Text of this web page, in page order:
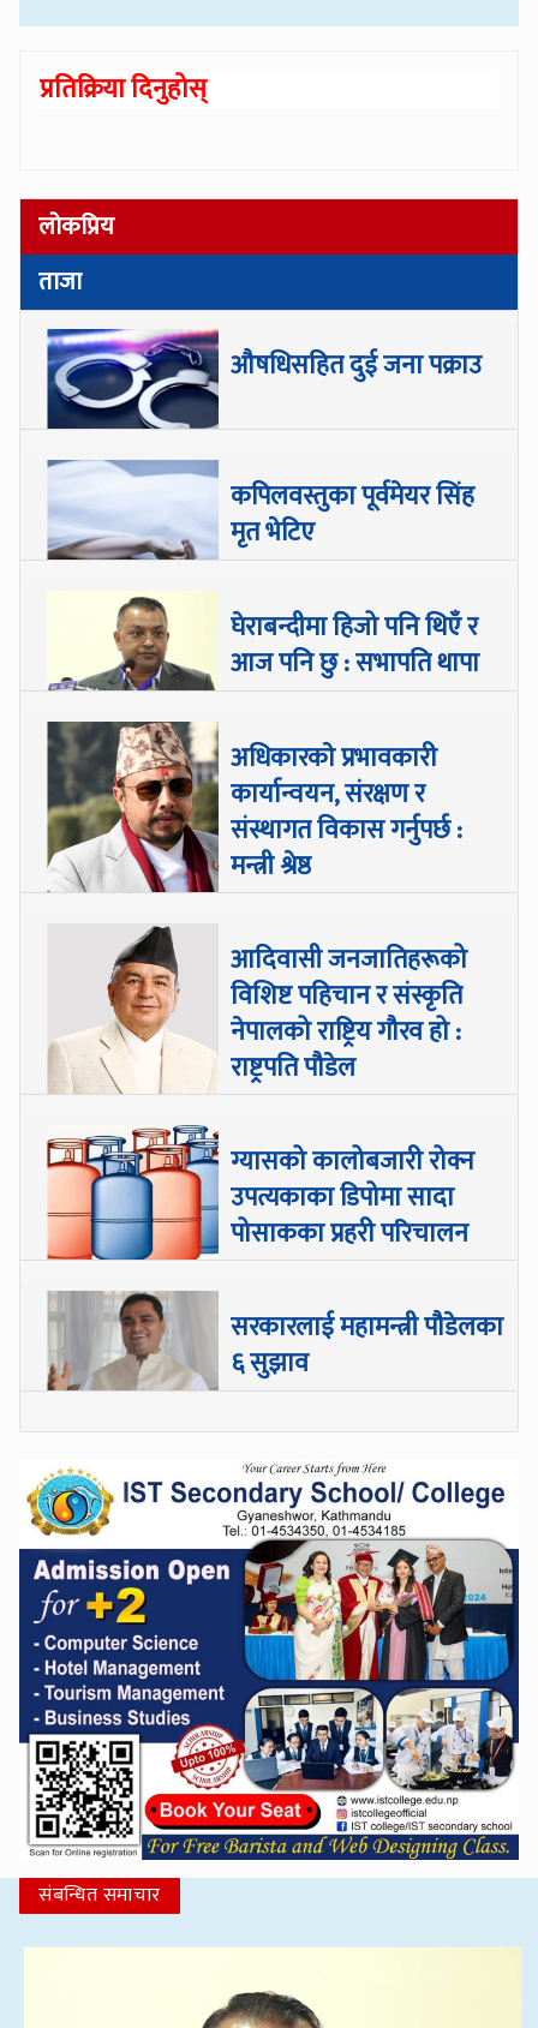
प्रतिक्रिया दिनुहोस्
लोकप्रिय
ताजा
औषधिसहित दुई जना पक्राउ
कपिलवस्तुका पूर्वमेयर सिंह
मृत भेटिए
घेराबन्दीमा हिजो पनि थिएँ र
आज पनि छु : सभापति थापा
अधिकारकाे प्रभावकारी
कार्यान्वयन, संरक्षण र
संस्थागत विकास गर्नुपर्छ :
मन्त्री श्रेष्ठ
आदिवासी जनजातिहरूको
विशिष्ट पहिचान र संस्कृति
नेपालको राष्ट्रिय गौरव हो :
राष्ट्रपति पौडेल
ग्यासको कालोबजारी रोक्न
उपत्यकाका डिपोमा सादा
पोसाकका प्रहरी परिचालन
सरकारलाई महामन्त्री पौडेलका
६ सुझाव
संबन्धित समाचार